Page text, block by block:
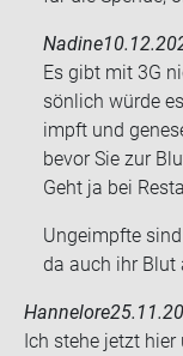
Nadine
Es gibt mit 3G
sön­lich würde
impft und
bevor Sie zur
Geht ja bei
Un­ge­impf­te
da auch ihr Blut
Hannelore
Ich stehe jetzt